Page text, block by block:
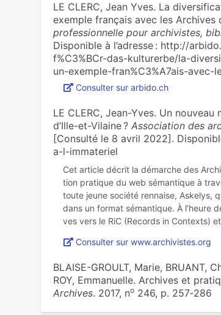
LE CLERC, Jean Yves. La
exemple français avec les Archives
professionnelle pour archivistes,
Disponible à l’adresse : http://
f%C3%BCr-das-kulturerbe/la-
un-exemple-fran%C3%A7ais-
Consulter sur arbido.ch
LE CLERC, Jean-Yves. Un
d’Ille-et-Vilaine ? Association des
[Consulté le 8 avril 2022].
a-l-immateriel
Cet arti­cle décrit la démar­che des
tion pra­ti­que du web séman­ti­que à
toute jeune société ren­naise, Askelys,
dans un format séman­ti­que. À l’heure
Consulter sur www.archivistes.org
BLAISE-GROULT, Marie, BRUANT,
ROY, Emmanuelle. Archives et
Archives. 2017, no246, p. 257‑286